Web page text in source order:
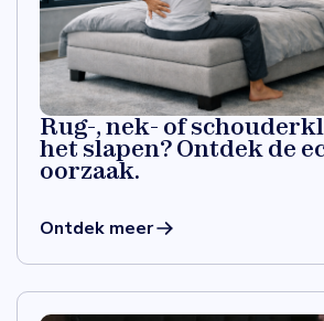
Rug-, nek- of
het slapen? Ontdek de
oorzaak.
Ontdek meer